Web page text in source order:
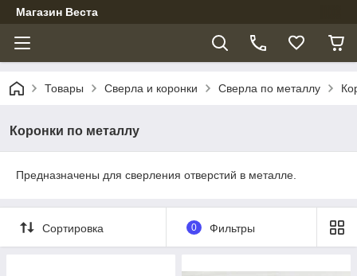
Магазин Веста
Товары Сверла и коронки Сверла по металлу
Коронки по металлу
Предназначены для сверления отверстий в металле.
Сортировка 0 Фильтры